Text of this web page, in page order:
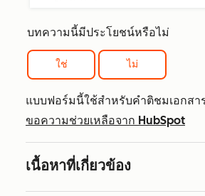
บทความนี้มีประโยชน์หรือไม่
ใช่ ไม่
แบบฟอร์มนี้ใช้สำหรับคำติชมเอกสา
ขอความช่วยเหลือจาก HubSpot
เนื้อหาที่เกี่ยวข้อง